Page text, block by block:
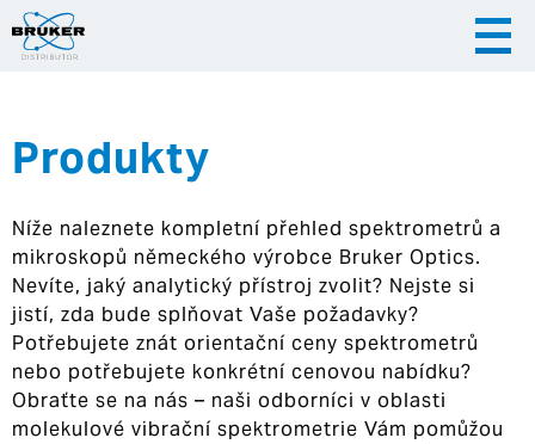
|
Hrvatska
Produkty
Níže naleznete kompletní přehled spektrometrů a
mikroskopů německého výrobce Bruker Optics.
Nevíte, jaký analytický přístroj zvolit? Nejste si
jistí, zda bude splňovat Vaše požadavky?
Potřebujete znát orientační ceny spektrometrů
nebo potřebujete konkrétní cenovou nabídku?
Obraťte se na nás – naši odborníci v oblasti
molekulové vibrační spektrometrie Vám pomůžou